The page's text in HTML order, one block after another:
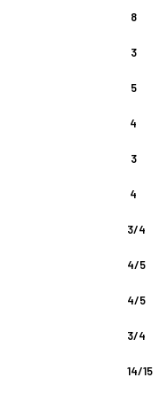
8
3
5
4
3
4
3/4
4/5
4/5
3/4
14/15